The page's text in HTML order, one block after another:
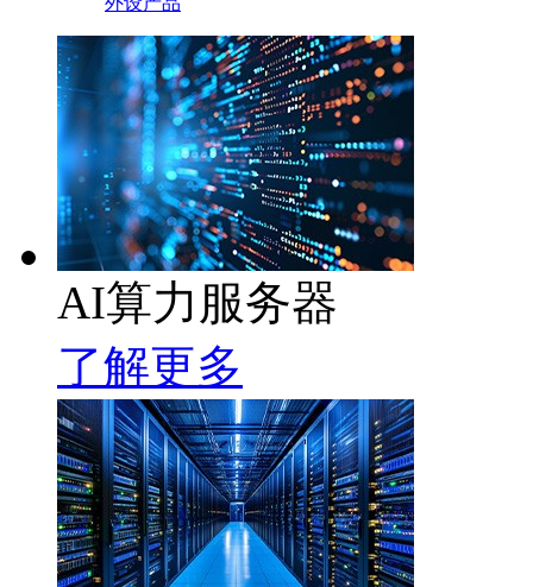
AI算力服务器
了解更多